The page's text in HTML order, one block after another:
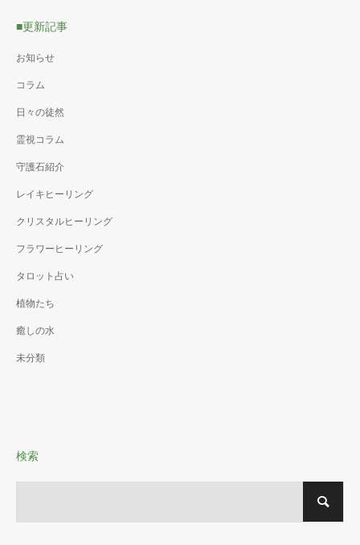
■更新記事
お知らせ
コラム
日々の徒然
霊視コラム
守護石紹介
レイキヒーリング
クリスタルヒーリング
フラワーヒーリング
タロット占い
植物たち
癒しの水
未分類
検索